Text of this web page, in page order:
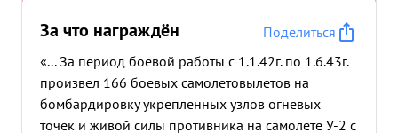
За что награждён
Поделиться
«... За период боевой работы с 1.1.42г. по 1.6.43г.
произвел 166 боевых самолетовылетов на
бомбардировку укрепленных узлов огневых
точек и живой силы противника на самолете У-2 с